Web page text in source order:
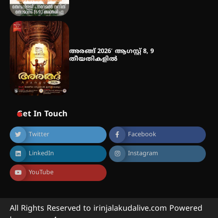
അരങ്ങ് 2026′ ആഗസ്റ്റ് 8, 9
തീയതികളിൽ
Get In Touch
Twitter Facebook
LinkedIn Instagram
YouTube
All Rights Reserved to irinjalakudalive.com Powered